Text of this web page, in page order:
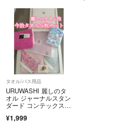
タオル/バス用品
URUWASHI 麗しのタ
オル ジャーナルスタン
ダード コンテックス他
¥1,999